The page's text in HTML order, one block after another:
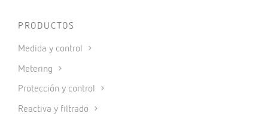
PRODUCTOS
Medida y control
Metering
Protección y control
Reactiva y filtrado